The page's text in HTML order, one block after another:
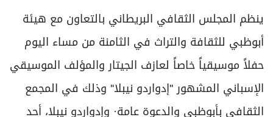
ينظم المجلس الثقافي البريطاني بالتعاون مع هيئة
أبوظبي للثقافة والتراث في الثامنة من مساء اليوم
حفلاً موسيقياً خاصاً لعازف الجيتار والمؤلف الموسيقي
الإسباني المشهور ''إدواردو نيبلا'' وذلك في المجمع
الثقافي بأبوظبي والدعوة عامة· وإدواردو نيبلا، أحد